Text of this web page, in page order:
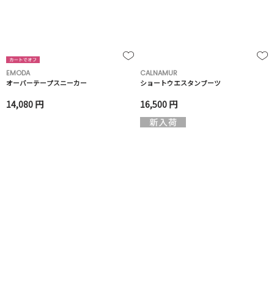
EMODA
オーバーテープスニーカー
14,080 円
CALNAMUR
ショートウエスタンブーツ
16,500 円